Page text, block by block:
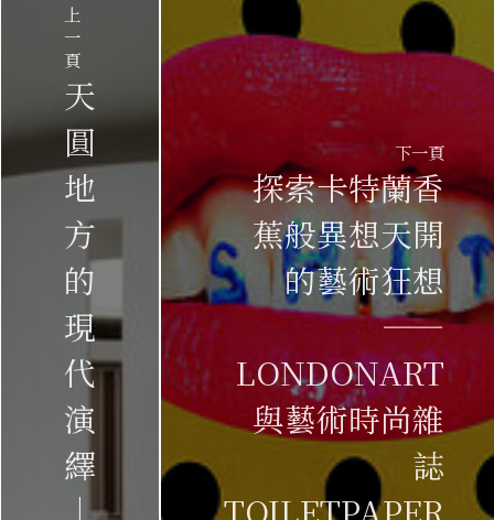
上
一
頁
天
圓
地
方
的
現
代
演
繹
｜
下一頁
探索卡特蘭香
蕉般異想天開
的藝術狂想
——
LONDONART
與藝術時尚雜
誌
TOILETPAPER